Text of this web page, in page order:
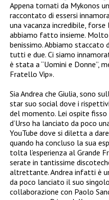
Appena tornati da Mykonos
raccontato di essersi
una vacanza incredibile,
abbiamo fatto insieme.
benissimo. Abbiamo staccato
tutti e due. Ci siamo
è stata a “Uomini e Donne”,
Fratello Vip».
Sia Andrea che Giulia, sono
star suo social dove i
del momento. Lei ospite fisso
d’Urso ha lanciato da poco
YouTube dove si diletta a
quando ha concluso la sua
tolta l’esperienza al Grande
serate in tantissime
altrettante. Andrea infatti è
da poco lanciato il suo
collaborazione con Paolo